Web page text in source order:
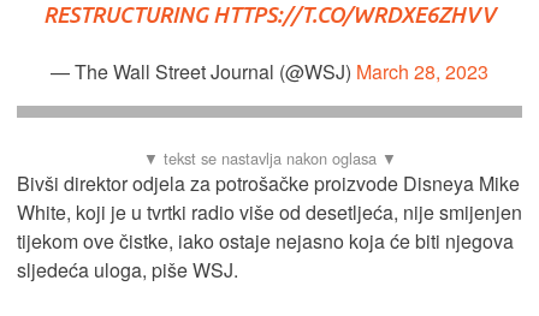
RESTRUCTURING HTTPS://T.CO/WRDXE6ZHVV
— The Wall Street Journal (@WSJ) March 28, 2023
Bivši direktor odjela za potrošačke proizvode Disneya Mike
White, koji je u tvrtki radio više od desetljeća, nije smijenjen
tijekom ove čistke, iako ostaje nejasno koja će biti njegova
sljedeća uloga, piše WSJ.